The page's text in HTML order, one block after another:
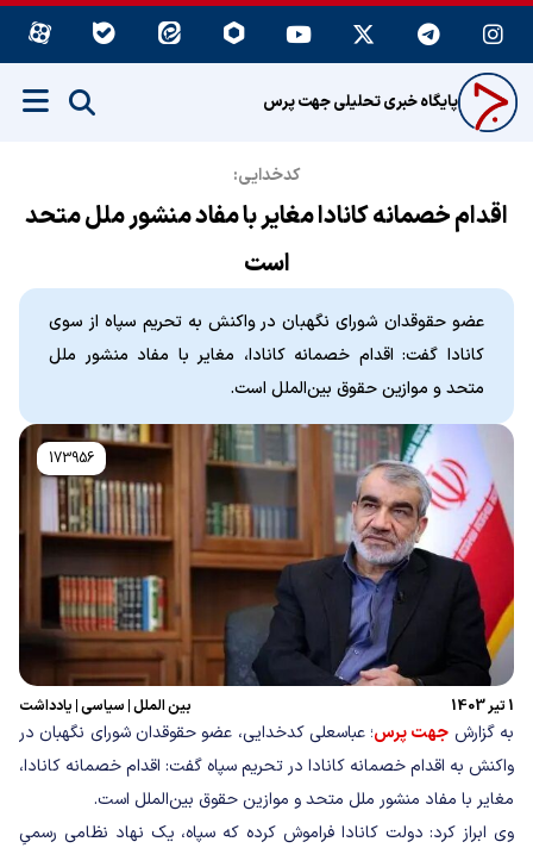
پایگاه خبری تحلیلی جهت پرس
کدخدایی:
اقدام خصمانه کانادا مغایر با مفاد منشور ملل متحد
است
عضو حقوقدان شورای نگهبان در واکنش به تحریم سپاه از سوی
کانادا گفت: اقدام خصمانه کانادا، مغایر با مفاد منشور ملل
متحد و موازین حقوق بین‌الملل است.
173956
1 تیر 1403 بین الملل| سیاسی| یادداشت
به گزارش جهت پرس؛ عباسعلی کدخدایی، عضو حقوقدان شورای نگهبان در
واکنش به اقدام خصمانه کانادا در تحریم سپاه گفت: اقدام خصمانه کانادا،
مغایر با مفاد منشور ملل متحد و موازین حقوق بین‌الملل است.
وی ابراز کرد: دولت کانادا فراموش کرده که سپاه، یک نهاد نظامی رسمیِ